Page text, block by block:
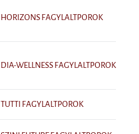
HORIZONS FAGYLALTPOROK
DIA-WELLNESS FAGYLALTPOROK
TUTTI FAGYLALTPOROK